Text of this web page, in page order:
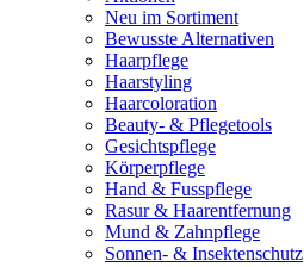
Neu im Sortiment
Bewusste Alternativen
Haarpflege
Haarstyling
Haarcoloration
Beauty- & Pflegetools
Gesichtspflege
Körperpflege
Hand & Fusspflege
Rasur & Haarentfernung
Mund & Zahnpflege
Sonnen- & Insektenschutz